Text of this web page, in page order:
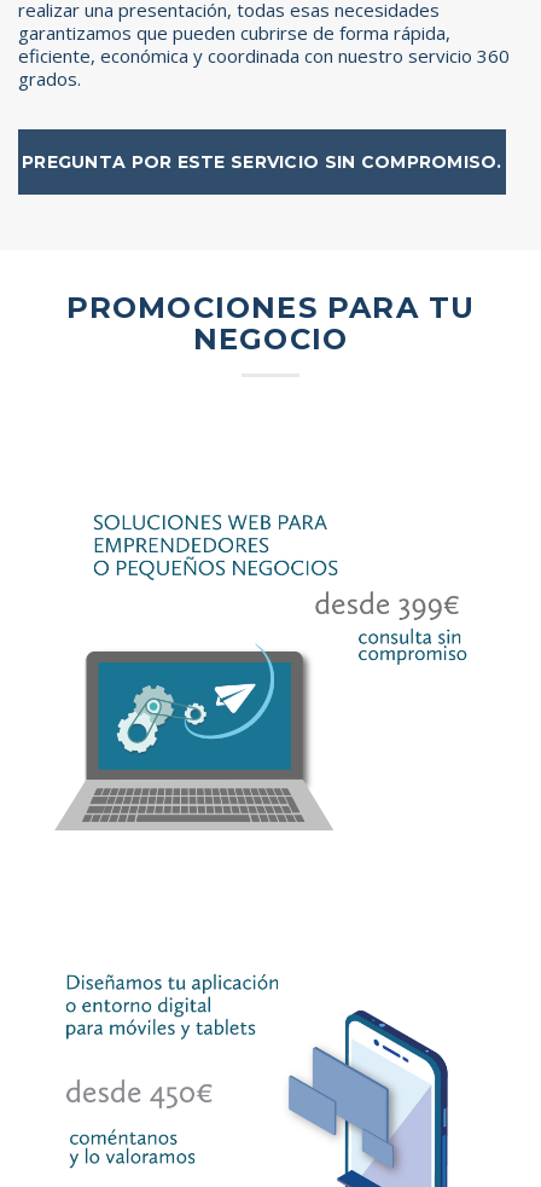
realizar una presentación, todas esas necesidades
garantizamos que pueden cubrirse de forma rápida,
eficiente, económica y coordinada con nuestro servicio 360
grados.
PREGUNTA POR ESTE SERVICIO SIN COMPROMISO.
PROMOCIONES PARA TU
NEGOCIO